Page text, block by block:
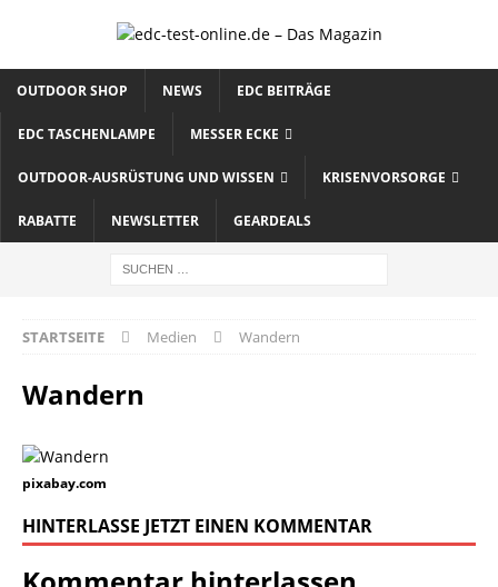
OUTDOOR SHOP NEWS EDC BEITRÄGE
EDC TASCHENLAMPE MESSER ECKE
OUTDOOR-AUSRÜSTUNG UND WISSEN KRISENVORSORGE
RABATTE NEWSLETTER GEARDEALS
STARTSEITE Medien Wandern
Wandern
pixabay.com
HINTERLASSE JETZT EINEN KOMMENTAR